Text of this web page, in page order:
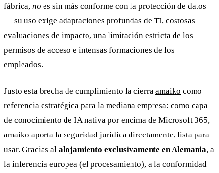
fábrica, no es sin más conforme con la protección de datos
— su uso exige adaptaciones profundas de TI, costosas
evaluaciones de impacto, una limitación estricta de los
permisos de acceso e intensas formaciones de los
empleados.
Justo esta brecha de cumplimiento la cierra amaiko como
referencia estratégica para la mediana empresa: como capa
de conocimiento de IA nativa por encima de Microsoft 365,
amaiko aporta la seguridad jurídica directamente, lista para
usar. Gracias al alojamiento exclusivamente en Alemania, a
la inferencia europea (el procesamiento), a la conformidad